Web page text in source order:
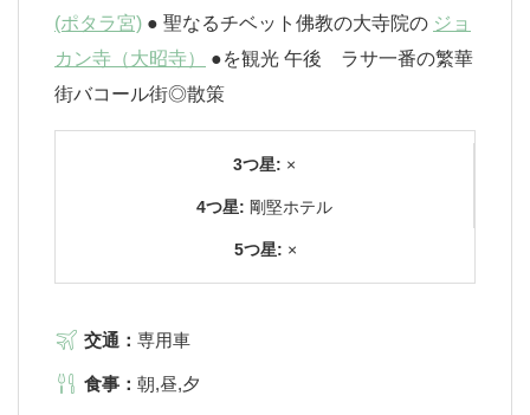
(ポタラ宮) ● 聖なるチベット佛教の大寺院の ジョ
カン寺（大昭寺）
●を観光 午後 ラサ一番の繁華
街バコール街◎散策
3つ星: ×
4つ星: 剛堅ホテル
5つ星: ×
交通： 専用車
食事： 朝,昼,夕